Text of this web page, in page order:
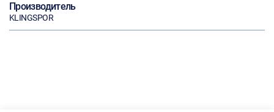
Производитель
KLINGSPOR